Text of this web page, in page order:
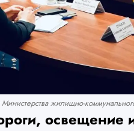
жилищно-
освещение